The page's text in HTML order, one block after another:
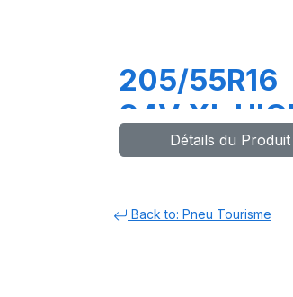
205/55R16
94V XL
Détails du Produit
Back to: Pneu Tourisme